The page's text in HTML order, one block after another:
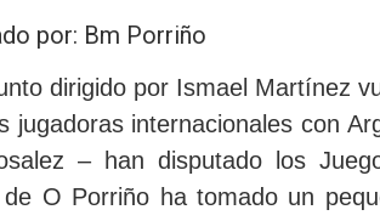
por: Bm Porriño
dirigido por Ismael Martínez
jugadoras internacionales con
– han disputado los
de O Porriño ha tomado un